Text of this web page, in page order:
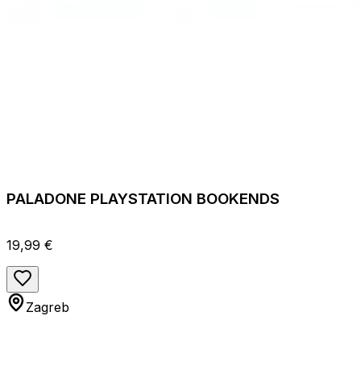
PALADONE PLAYSTATION BOOKENDS
19,99 €
Zagreb